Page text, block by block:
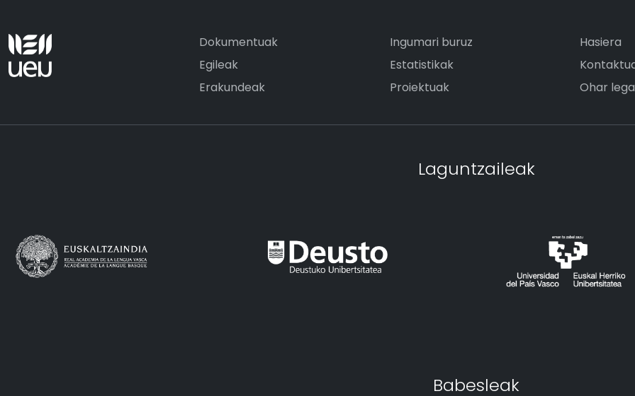
Dokumentuak
Egileak
Erakundeak
Ingumari buruz
Estatistikak
Proiektuak
Hasiera
Ohar
Laguntzaileak
Babesleak